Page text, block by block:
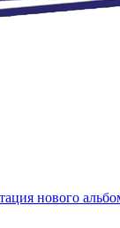
нового